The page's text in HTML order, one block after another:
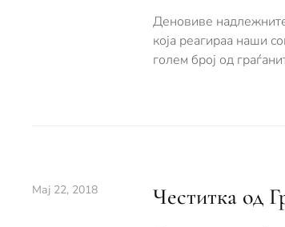
Деновиве
која реагираа наши
голем број од
Мај 22, 2018 Честитка од